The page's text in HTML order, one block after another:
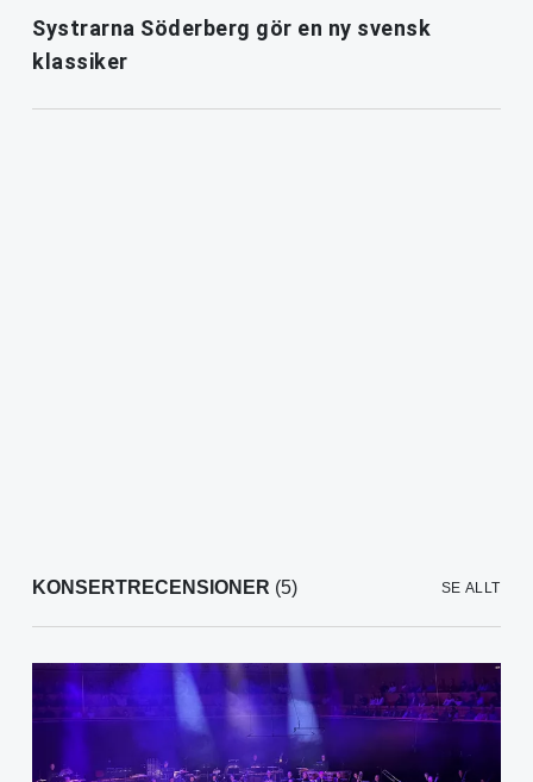
Systrarna Söderberg gör en ny svensk
klassiker
KONSERTRECENSIONER (5) SE ALLT